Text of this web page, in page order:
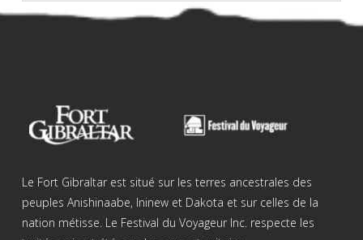
Le Fort Gibraltar est situé sur les terres ancestrales des
peuples Anishinaabe, Ininew et Dakota et sur celles de la
nation métisse. Le Festival du Voyageur Inc. respecte les